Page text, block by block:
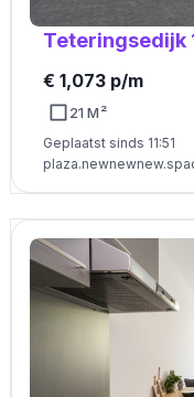
Teteringsedijk
€ 1,073 p/m
21 M²
Geplaatst sinds 11:51